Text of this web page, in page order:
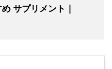
サプリメント｜